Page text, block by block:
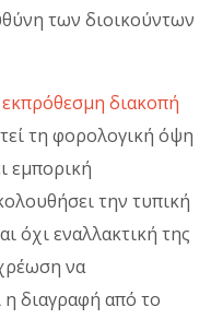
των διοικούντων
εκπρόθεσμη διακοπή
τη φορολογική όψη
εμπορική
την τυπική
όχι εναλλακτική της
να
διαγραφή από το